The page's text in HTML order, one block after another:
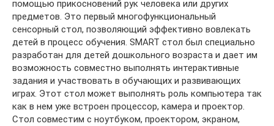
помощью прикосновений рук человека или других
предметов. Это первый многофункциональный
сенсорный стол, позволяющий эффективно вовлекать
детей в процесс обучения. SMART стол был специально
разработан для детей дошкольного возраста и дает им
возможность совместно выполнять интерактивные
задания и участвовать в обучающих и развивающих
играх. Этот стол может выполнять роль компьютера так
как в нем уже встроен процессор, камера и проектор.
Стол совместим с ноутбуком, проектором, экраном,